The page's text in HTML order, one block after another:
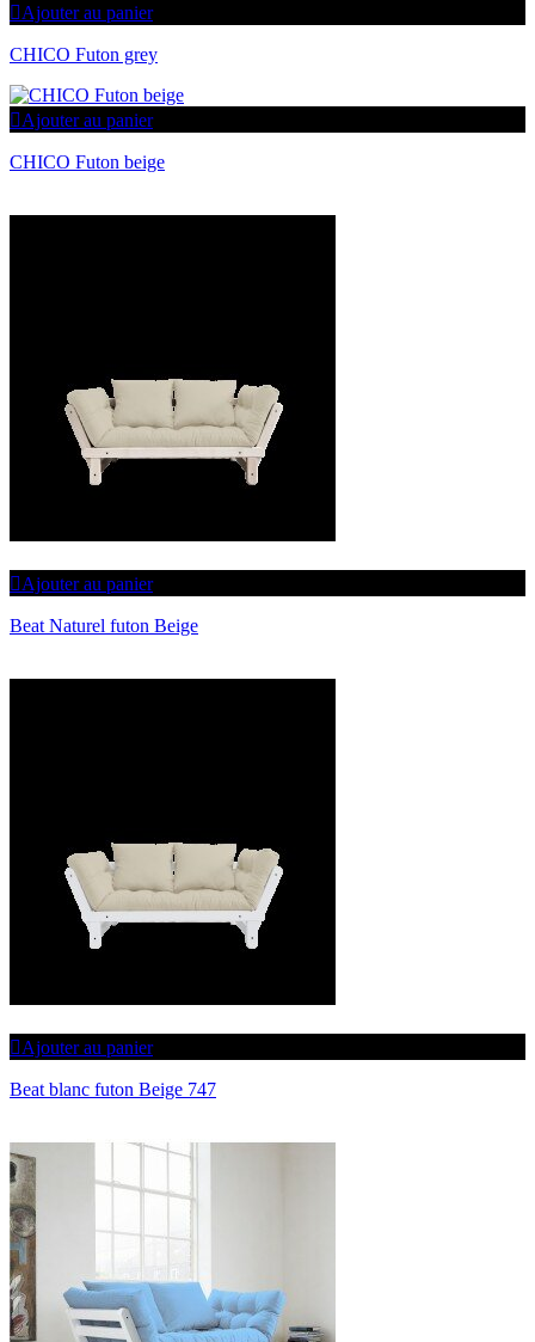
Ajouter au panier
CHICO Futon grey
Ajouter au panier
CHICO Futon beige
Ajouter au panier
Beat Naturel futon Beige
Ajouter au panier
Beat blanc futon Beige 747